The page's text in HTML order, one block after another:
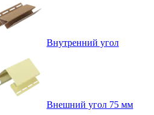
Внутренний угол
Внешний угол 75 мм